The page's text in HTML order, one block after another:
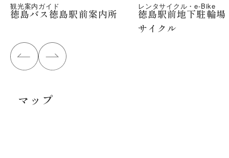
観光案内ガイド
徳島バス徳島駅前案内所
レンタサイクル・e-Bike
徳島駅前地下駐輪
サイクル
マップ